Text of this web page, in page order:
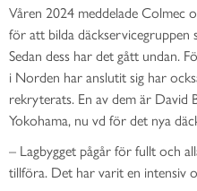
Våren 2024 meddelade Colmec
för att bilda däckservicegruppen
Sedan dess har det gått undan.
i Norden har anslutit sig har
rekryterats. En av dem är David
Yokohama, nu vd för det nya
– Lagbygget pågår för fullt och
tillföra. Det har varit en intensiv